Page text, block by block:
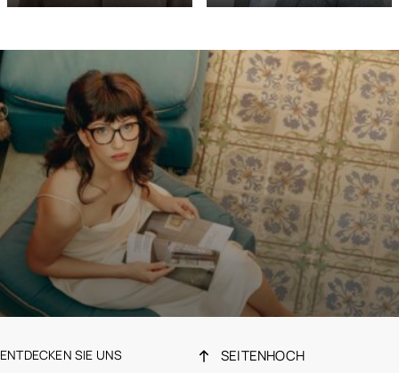
New Yorker
Ray-Ban
Tommy Hilfiger
Ibizcus
Izipizi
Kumquat
Little Eleven Paris
Lunor
Serengeti
ALLE MARKEN VON OPTIC 2000 ANSEHEN
ENTDECKEN SIE UNS SEITENHOCH